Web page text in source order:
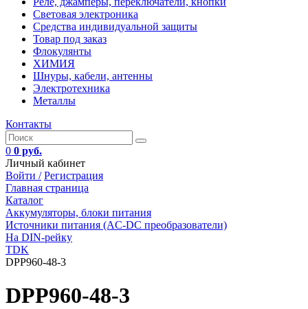
Световая электроника
Средства индивидуальной защиты
Товар под заказ
Флокулянты
ХИМИЯ
Шнуры, кабели, антенны
Электротехника
Металлы
Контакты
0 0 руб.
Личный кабинет
Войти / Регистрация
Главная страница
Каталог
Аккумуляторы, блоки питания
Источники питания (AC-DC преобразователи)
На DIN-рейку
TDK
DPP960-48-3
DPP960-48-3